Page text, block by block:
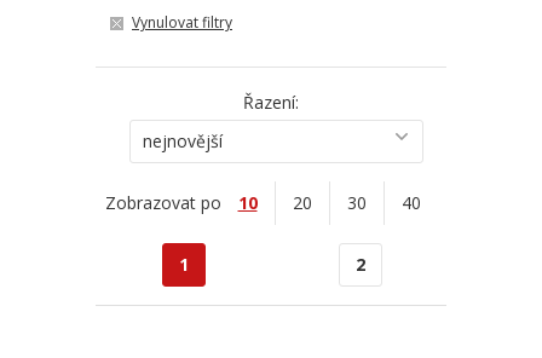
Vynulovat filtry
Řazení:
nejnovější
Zobrazovat po 10 20 30 40
1 2